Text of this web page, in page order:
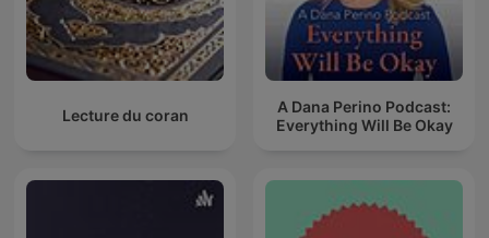
Lecture du coran
A Dana Perino Podcast:
Everything Will Be Okay